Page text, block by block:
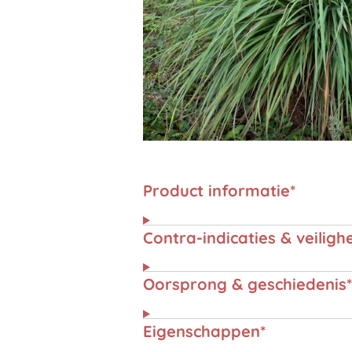
Product informatie*
Contra-indicaties &
Oorsprong & geschiedenis*
Eigenschappen*